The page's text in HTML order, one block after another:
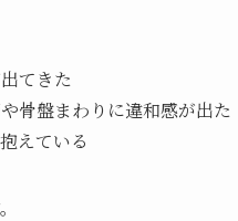
てきた
骨盤まわりに違和感が出た
えている